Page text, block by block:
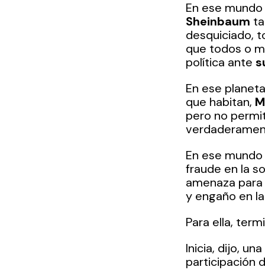
En ese
Sheinbaum
desquiciado,
que todos o
política ante
En ese
que habitan,
pero no
En ese
fraude en la
amenaza
y engaño en
Para ella,
Inicia, dijo,
participación